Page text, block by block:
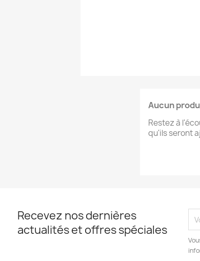
Aucun
Restez à
qu'ils seront
Recevez nos dernières
actualités et offres spéciales